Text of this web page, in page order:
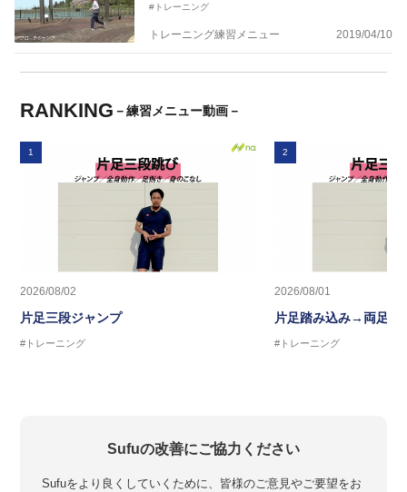
#トレーニング
トレーニング練習メニュー 2019/04/10
RANKING －練習メニュー動画－
1
2026/08/02
片足三段ジャンプ
#トレーニング
2
2026/08/01
片足踏み込み→両足ジ
#トレーニング
Sufuの改善にご協力ください
Sufuをより良くしていくために、皆様のご意見やご要望をお